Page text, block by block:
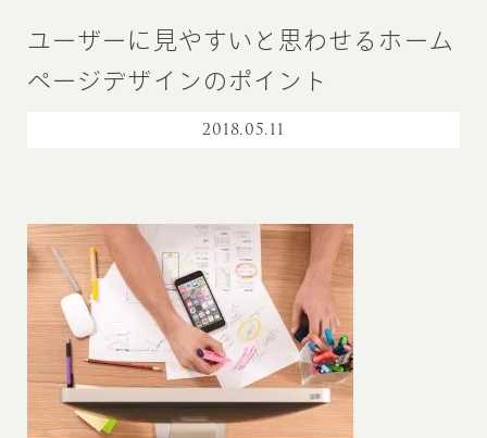
ユーザーに見やすいと思わせるホーム
ページデザインのポイント
2018.05.11